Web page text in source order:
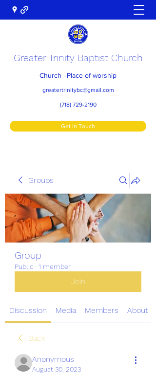
Greater Trinity Baptist Church
Church · Place of worship
greatertrinitybc@gmail.com
(718) 729-2190
Get In Touch
Groups
Group
Public · 1 member
Join
Discussion Media Members About
Back
Anonymous
August 30, 2023